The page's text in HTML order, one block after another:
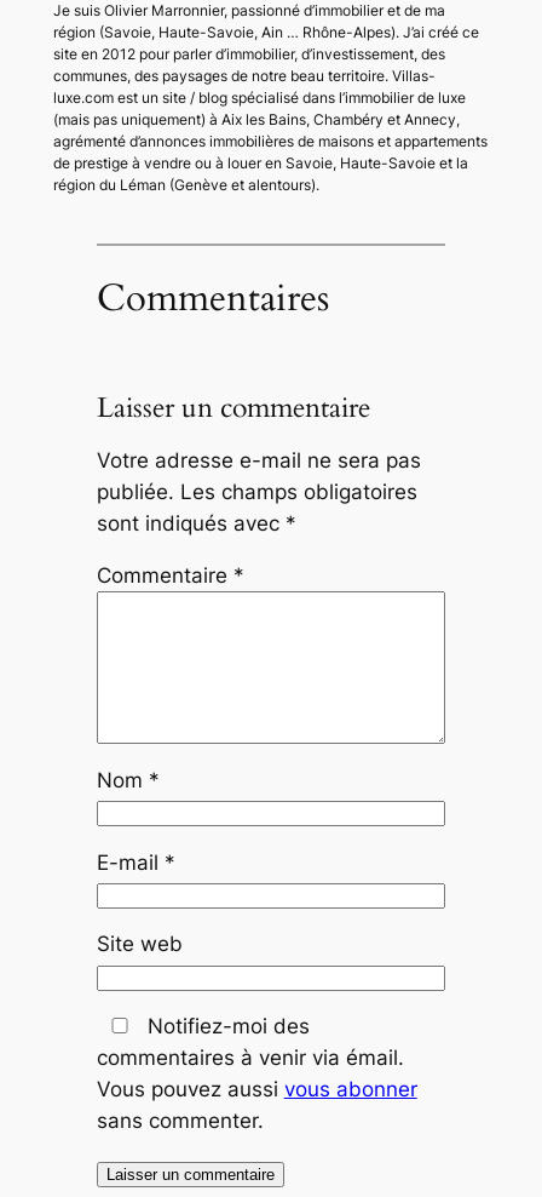
Je suis Olivier Marronnier, passionné d’immobilier et de ma
région (Savoie, Haute-Savoie, Ain … Rhône-Alpes). J’ai créé ce
site en 2012 pour parler d’immobilier, d’investissement, des
communes, des paysages de notre beau territoire. Villas-
luxe.com est un site / blog spécialisé dans l’immobilier de luxe
(mais pas uniquement) à Aix les Bains, Chambéry et Annecy,
agrémenté d’annonces immobilières de maisons et appartements
de prestige à vendre ou à louer en Savoie, Haute-Savoie et la
région du Léman (Genève et alentours).
Commentaires
Laisser un commentaire
Votre adresse e-mail ne sera pas
publiée. Les champs obligatoires
sont indiqués avec *
Commentaire *
Nom *
E-mail *
Site web
Notifiez-moi des
commentaires à venir via émail.
Vous pouvez aussi vous abonner
sans commenter.